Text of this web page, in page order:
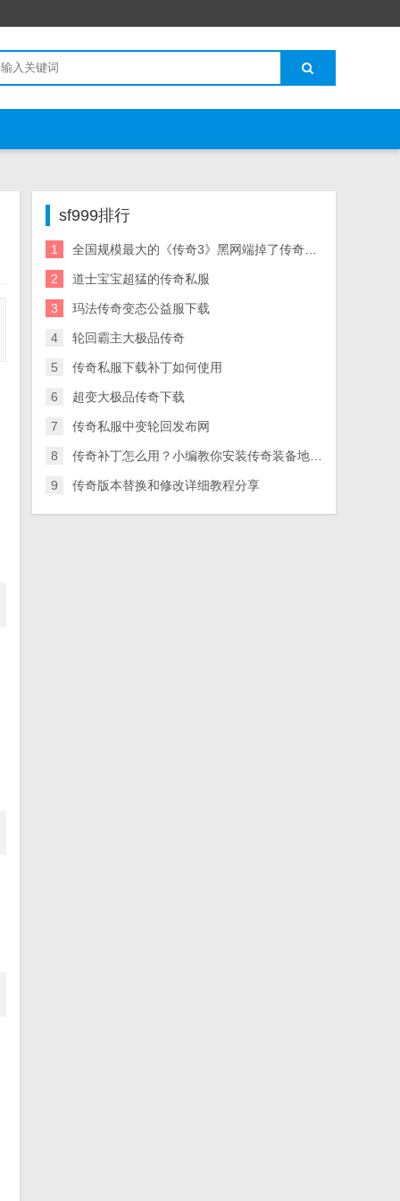
sf999排行
1 全国规模最大的《传奇3》黑网端掉了传奇3 私服网络家园
2 道士宝宝超猛的传奇私服
3 玛法传奇变态公益服下载
4 轮回霸主大极品传奇
5 传奇私服下载补丁如何使用
6 超变大极品传奇下载
7 传奇私服中变轮回发布网
8 传奇补丁怎么用？小编教你安装传奇装备地图补丁的步骤
9 传奇版本替换和修改详细教程分享